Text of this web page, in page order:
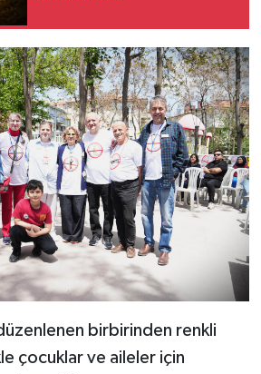
birbirinden renkli
çocuklar ve aileler için